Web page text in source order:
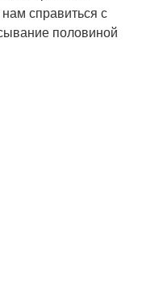
справиться с
половиной